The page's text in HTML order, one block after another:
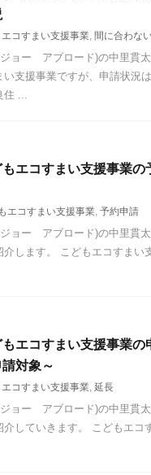
エコすまい支援事業, 間に合わな
ョー アブロード)の中里貫
い支援事業ですが、申請状況
住 ...
もエコすまい支援事業
エコすまい支援事業, 予約申請
ョー アブロード)の中里貫
します。 こどもエコすまい
エコすまい支援事業の
対象～
エコすまい支援事業, 延長
ョー アブロード)の中里貫
していきます。 こどもエコ